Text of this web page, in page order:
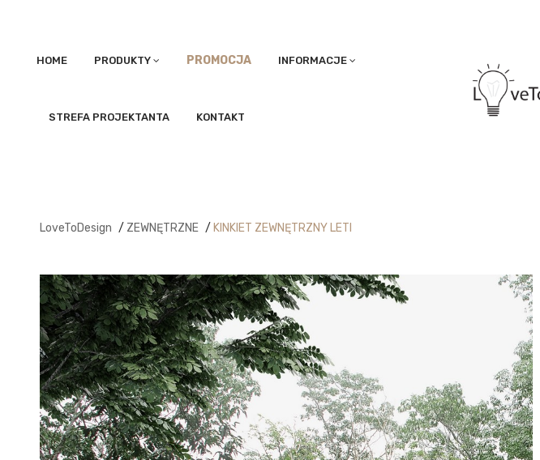
HOME PRODUKTY PROMOCJA INFORMACJE
STREFA PROJEKTANTA KONTAKT
LoveToDesign / ZEWNĘTRZNE / KINKIET ZEWNĘTRZNY LETI